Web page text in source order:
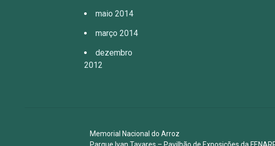
maio 2014
março 2014
dezembro
2012
Memorial Nacional do Arroz